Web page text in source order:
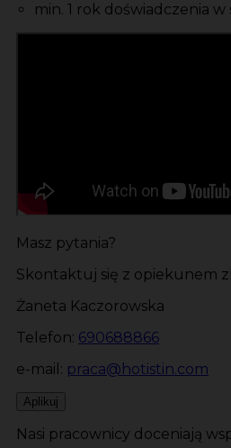
min. 1 rok doświadczenia
Masz pytania?
Skontaktuj się z opiekunem
Żaneta Kaczorowska
Telefon: 690688866
e-mail: praca@hotistin.com
Aplikuj
Nasi pracownicy doceniają